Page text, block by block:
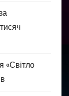
«Світло